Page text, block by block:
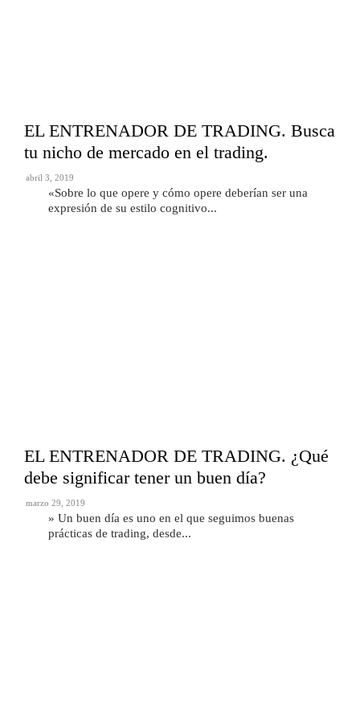
EL ENTRENADOR DE TRADING. Busca
tu nicho de mercado en el trading.
abril 3, 2019
«Sobre lo que opere y cómo opere deberían ser una
expresión de su estilo cognitivo...
EL ENTRENADOR DE TRADING. ¿Qué
debe significar tener un buen día?
marzo 29, 2019
» Un buen día es uno en el que seguimos buenas
prácticas de trading, desde...